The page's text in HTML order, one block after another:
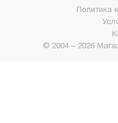
© 2004 – 2026
Политика